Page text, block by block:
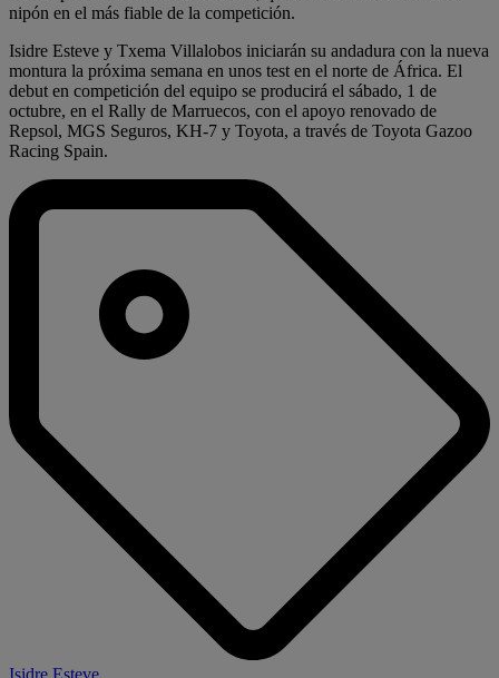
nipón en el más fiable de la competición.
Isidre Esteve y Txema Villalobos iniciarán su andadura con la nueva
montura la próxima semana en unos test en el norte de África. El
debut en competición del equipo se producirá el sábado, 1 de
octubre, en el Rally de Marruecos, con el apoyo renovado de
Repsol, MGS Seguros, KH-7 y Toyota, a través de Toyota Gazoo
Racing Spain.